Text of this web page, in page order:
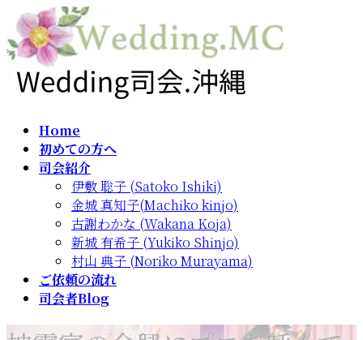
ン
テ
ン
ビ
ゲ
ー
Home
初めての方へ
司会紹介
伊敷 聡子 (Satoko Ishiki)
金城 真知子(Machiko kinjo)
古謝わかな (Wakana Koja)
新城 有希子 (Yukiko Shinjo)
村山 典子 (Noriko Murayama)
ご依頼の流れ
司会者Blog